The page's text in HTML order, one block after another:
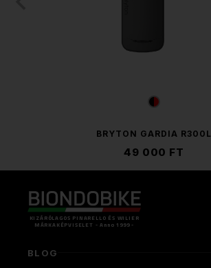
BRYTON GARDIA R300L
49 000 FT
KIZÁRÓLAGOS PINARELLO ÉS WILIER
MÁRKAKÉPVISELET - Anno 1999 -
BLOG